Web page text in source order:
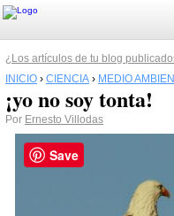
¿Los artículos de tu blog
INICIO › CIENCIA › MEDIO
¡yo no soy tonta!
Por Ernesto Villodas
Save